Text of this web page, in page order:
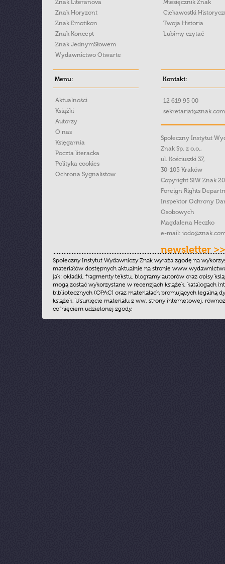
Znak Literanova
Znak Horyzont
Znak Emotikon
Znak Koncept
Znak JednymSłowem
Wydawnictwo Otwarte
Miesięcznik Znak
Ciekawostki
Twoja Historia
Lubimy czytać
Menu:
Aktualności
Książki
Autorzy
O nas
Księgarnia
Poczta literacka
Polityka cookies
Ochrona Sygnalistow
Kontakt:
12 619 95 00
Społeczny Instytut
Znak Sp. z o.o.,
ul. Kościuszki 37,
30-105 Kraków
Copyright SIW Znak
Foreign Rights
Inspektor Ochrony
Osobowych
Magdalena Heczko
e-mail:
newsletter >>
Społeczny Instytut Wydawniczy Znak wyraża zgodę na
materiałów dostępnych aktualnie na stronie
jak: okładki, fragmenty tekstu, biogramy autorów oraz opisy
mogą zostać wykorzystane w recenzjach książek, katalogach
bibliotecznych (OPAC) oraz materiałach promujących legalną
książek. Usunięcie materiału z ww. strony internetowej,
cofnięciem udzielonej zgody.